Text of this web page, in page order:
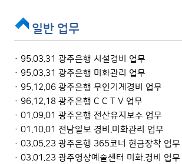
일반 업무
· 95.03.31 광주은행 시설경비 업무
· 95.03.31 광주은행 미화관리 업무
· 95.12.06 광주은행 무인기계경비 업무
· 96.12.18 광주은행 C C T V 업무
· 01.09.01 광주은행 전산유지보수 업무
· 01.10.01 전남일보 경비.미화관리 업무
· 03.05.23 광주은행 365코너 현금장착 업무
· 03.01.23 광주영상예술센터 미화.경비 업무